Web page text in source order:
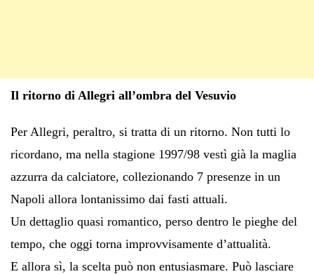
Il ritorno di Allegri all’ombra del Vesuvio
Per Allegri, peraltro, si tratta di un ritorno. Non tutti lo
ricordano, ma nella stagione 1997/98 vestì già la maglia
azzurra da calciatore, collezionando 7 presenze in un
Napoli allora lontanissimo dai fasti attuali.
Un dettaglio quasi romantico, perso dentro le pieghe del
tempo, che oggi torna improvvisamente d’attualità.
E allora sì, la scelta può non entusiasmare. Può lasciare